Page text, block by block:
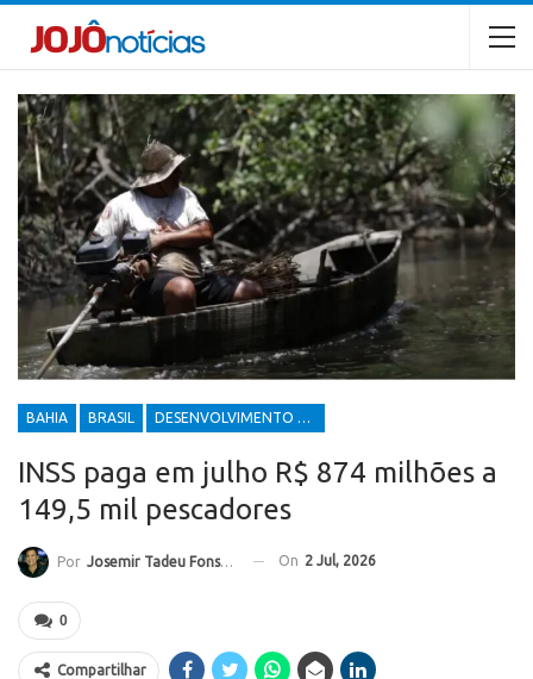
BAHIA BRASIL DESENVOLVIMENTO ECONÔMICO E SOCIAL
INSS paga em julho R$ 874 milhões a
149,5 mil pescadores
Por Josemir Tadeu Fonseca On 2 Jul, 2026
0
Compartilhar